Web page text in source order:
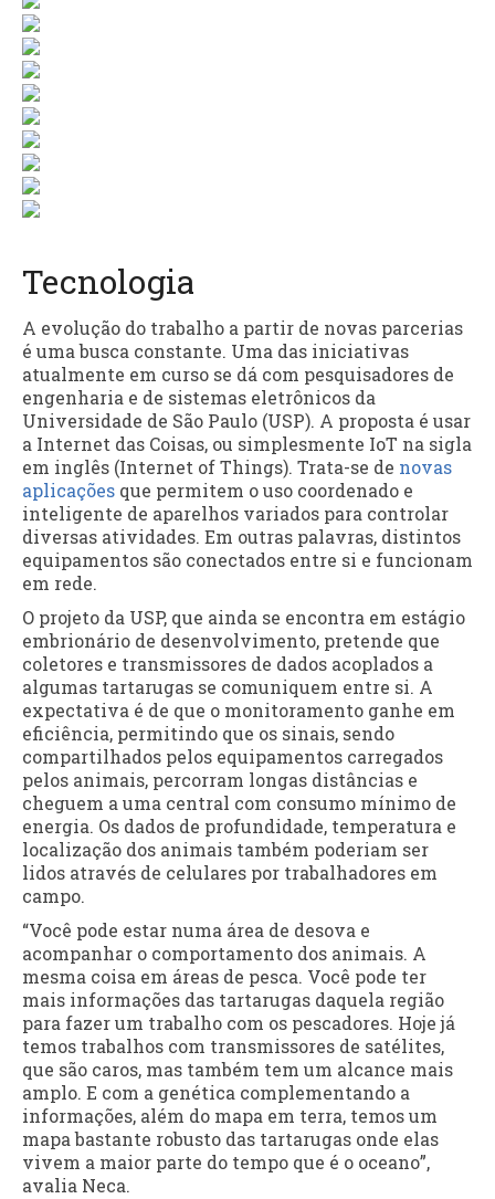
Tecnologia
A evolução do trabalho a partir de novas parcerias
é uma busca constante. Uma das iniciativas
atualmente em curso se dá com pesquisadores de
engenharia e de sistemas eletrônicos da
Universidade de São Paulo (USP). A proposta é usar
a Internet das Coisas, ou simplesmente IoT na sigla
em inglês (Internet of Things). Trata-se de novas
aplicações que permitem o uso coordenado e
inteligente de aparelhos variados para controlar
diversas atividades. Em outras palavras, distintos
equipamentos são conectados entre si e funcionam
em rede.
O projeto da USP, que ainda se encontra em estágio
embrionário de desenvolvimento, pretende que
coletores e transmissores de dados acoplados a
algumas tartarugas se comuniquem entre si. A
expectativa é de que o monitoramento ganhe em
eficiência, permitindo que os sinais, sendo
compartilhados pelos equipamentos carregados
pelos animais, percorram longas distâncias e
cheguem a uma central com consumo mínimo de
energia. Os dados de profundidade, temperatura e
localização dos animais também poderiam ser
lidos através de celulares por trabalhadores em
campo.
“Você pode estar numa área de desova e
acompanhar o comportamento dos animais. A
mesma coisa em áreas de pesca. Você pode ter
mais informações das tartarugas daquela região
para fazer um trabalho com os pescadores. Hoje já
temos trabalhos com transmissores de satélites,
que são caros, mas também tem um alcance mais
amplo. E com a genética complementando a
informações, além do mapa em terra, temos um
mapa bastante robusto das tartarugas onde elas
vivem a maior parte do tempo que é o oceano”,
avalia Neca.